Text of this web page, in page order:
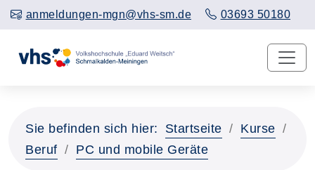
anmeldungen-mgn@vhs-sm.de 03693 50180
Sie befinden sich hier: Startseite
Kurse
Beruf
PC und mobile Geräte